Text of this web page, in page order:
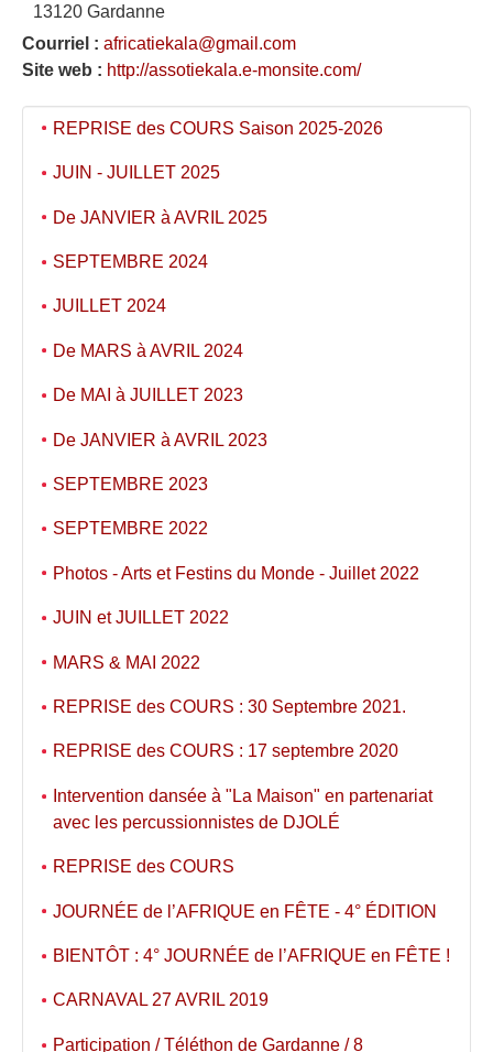
13120 Gardanne
Courriel : africatiekala@gmail.com
Site web : http://assotiekala.e-monsite.com/
REPRISE des COURS Saison 2025-2026
JUIN - JUILLET 2025
De JANVIER à AVRIL 2025
SEPTEMBRE 2024
JUILLET 2024
De MARS à AVRIL 2024
De MAI à JUILLET 2023
De JANVIER à AVRIL 2023
SEPTEMBRE 2023
SEPTEMBRE 2022
Photos - Arts et Festins du Monde - Juillet 2022
JUIN et JUILLET 2022
MARS & MAI 2022
REPRISE des COURS : 30 Septembre 2021.
REPRISE des COURS : 17 septembre 2020
Intervention dansée à "La Maison" en partenariat
avec les percussionnistes de DJOLÉ
REPRISE des COURS
JOURNÉE de l’AFRIQUE en FÊTE - 4° ÉDITION
BIENTÔT : 4° JOURNÉE de l’AFRIQUE en FÊTE !
CARNAVAL 27 AVRIL 2019
Participation / Téléthon de Gardanne / 8